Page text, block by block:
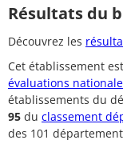
Résultats du
Découvrez les
Cet établissement
évaluations
établissements du
95 du classement
des 101